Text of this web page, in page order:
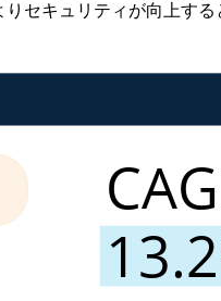
セキュリティが向上す